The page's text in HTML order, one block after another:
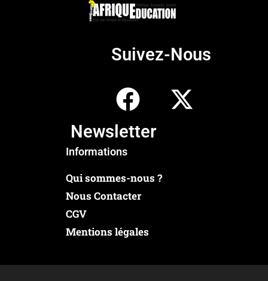
Suivez-Nous
Newsletter
Informations
Qui sommes-nous ?
Nous Contacter
CGV
Mentions légales